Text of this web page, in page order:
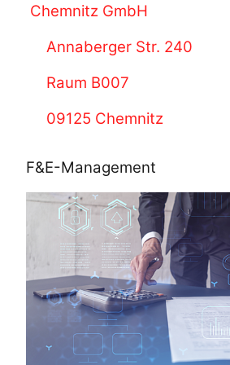
Chemnitz GmbH
Annaberger Str. 240
Raum B007
09125 Chemnitz
F&E-Management